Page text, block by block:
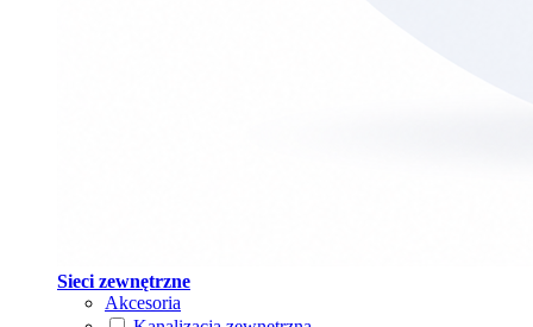
Sieci zewnętrzne
Akcesoria